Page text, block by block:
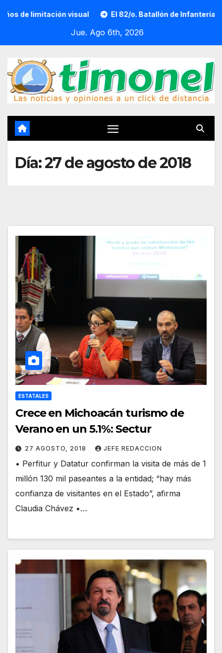
visual El 82/o. Batallón de Infantería amplía la
Jue. Ago 6th, 2026
Día:27 de agosto de 2018
ESTATALES
Crece en Michoacán turismo de
Verano en un 5.1%: Sectur
27 AGOSTO, 2018 JEFE REDACCION
• Perfitur y Datatur confirman la visita de más de 1
millón 130 mil paseantes a la entidad; “hay más
confianza de visitantes en el Estado”, afirma
Claudia Chávez •…